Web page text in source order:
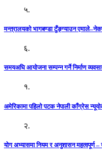
५.
मन्त्रालयको भागबण्डा टुँङ्ग्याउन
६.
समयअघि आयोजना सम्पन्न गर्ने निर्माण
१.
अमेरिकामा पहिलो पटक नेपाली काँग्रेस
२.
योग अभ्यासमा नियम र अनुशासन महत्वपूर्ण